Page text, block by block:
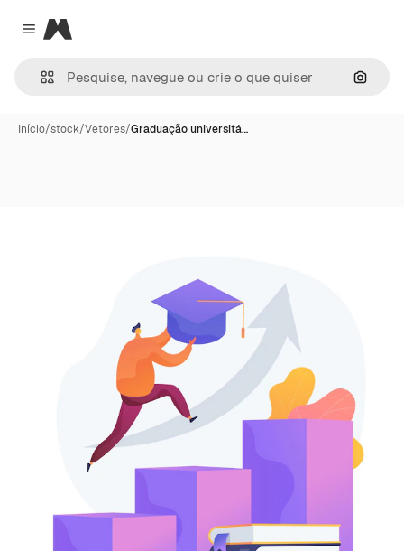
Close menu
Magnific
Início/stock/Vetores/Graduação universitá…